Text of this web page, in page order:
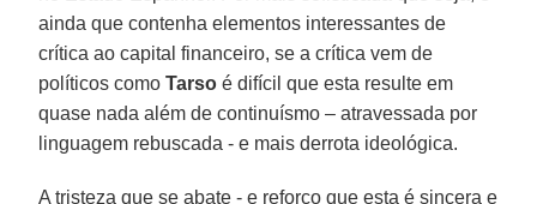
ainda que contenha elementos interessantes de
crítica ao capital financeiro, se a crítica vem de
políticos comoTarso é difícil que esta resulte em
quase nada além de continuísmo – atravessada por
linguagem rebuscada - e mais derrota ideológica.
A tristeza que se abate - e reforço que esta é sincera e